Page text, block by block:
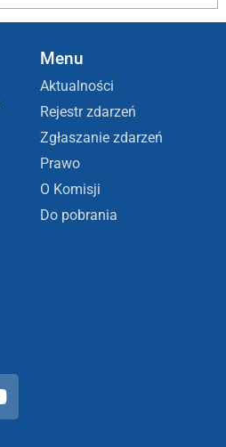
Menu
Aktualności
Rejestr zdarzeń
Zgłaszanie zdarzeń
Prawo
O Komisji
Do pobrania